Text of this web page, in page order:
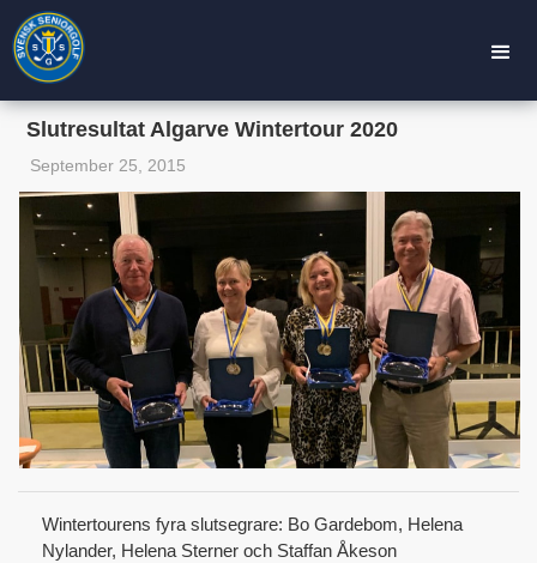
Slutresultat Algarve Wintertour 2020
September 25, 2015
Wintertourens fyra slutsegrare: Bo Gardebom, Helena
Nylander, Helena Sterner och Staffan Åkeson